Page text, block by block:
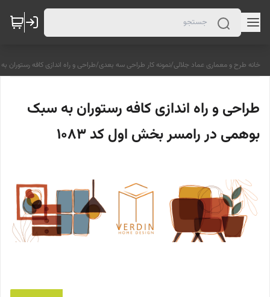
خانه طرح و معماری عماد جلالی/نمونه کار طراحی سه بعدی/طراحی و راه اندازی کافه رستوران
طراحی و راه اندازی کافه رستوران به سبک
بوهمی در رامسر بخش اول کد 1083